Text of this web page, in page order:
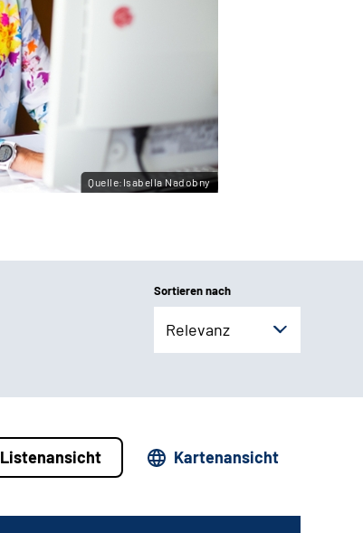
Quelle:Isabella Nadobny
Sortieren nach
Relevanz
Listenansicht Kartenansicht